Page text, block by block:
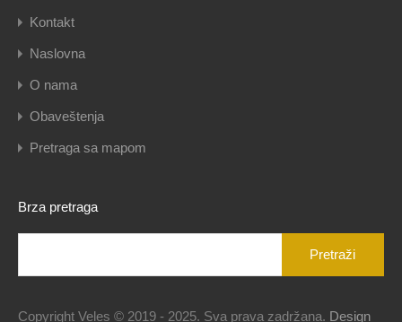
Kontakt
Naslovna
O nama
Obaveštenja
Pretraga sa mapom
Brza pretraga
Copyright Veles © 2019 - 2025. Sva prava zadržana. Design